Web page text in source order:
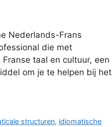
Nederlands-Frans
die met
taal en cultuur, een
om je te helpen bij het
structuren, idiomatische